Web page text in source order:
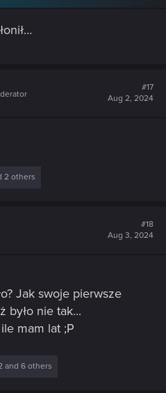
#17
Aug 2, 2024
2 others
#18
Aug 3, 2024
Jak swoje pierwsze
było nie tak...
mam lat ;P
and 6 others